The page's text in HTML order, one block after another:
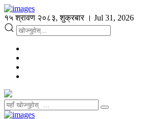
१५ श्रावण २०८३, शुक्रबार । Jul 31, 2026